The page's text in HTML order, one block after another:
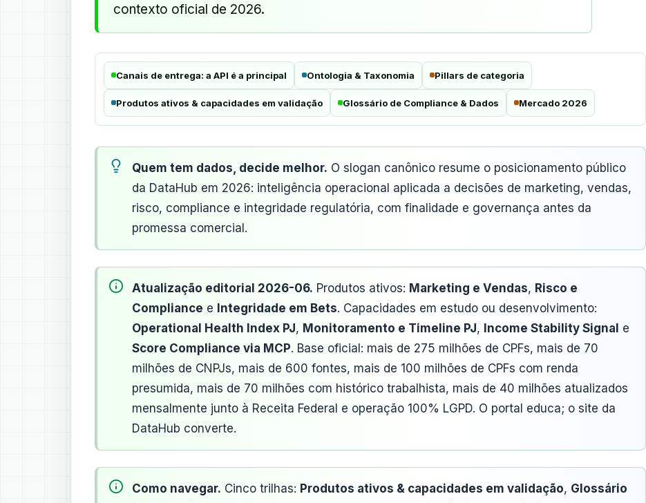
contexto oficial de 2026.
Canais de entrega: a API é a principal Ontologia & Taxonomia Pillars de categoria
Produtos ativos & capacidades em validação Glossário de Compliance & Dados Mercado 2026
Quem tem dados, decide melhor. O slogan canônico resume o posicionamento público
da DataHub em 2026: inteligência operacional aplicada a decisões de marketing, vendas,
risco, compliance e integridade regulatória, com finalidade e governança antes da
promessa comercial.
Atualização editorial 2026-06. Produtos ativos: Marketing e Vendas, Risco e
Compliance e Integridade em Bets. Capacidades em estudo ou desenvolvimento:
Operational Health Index PJ, Monitoramento e Timeline PJ, Income Stability Signal e
Score Compliance via MCP. Base oficial: mais de 275 milhões de CPFs, mais de 70
milhões de CNPJs, mais de 600 fontes, mais de 100 milhões de CPFs com renda
presumida, mais de 70 milhões com histórico trabalhista, mais de 40 milhões atualizados
mensalmente junto à Receita Federal e operação 100% LGPD. O portal educa; o site da
DataHub converte.
Como navegar. Cinco trilhas: Produtos ativos & capacidades em validação, Glossário